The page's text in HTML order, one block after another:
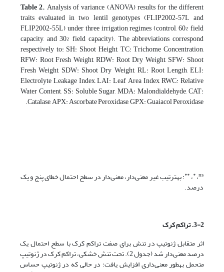
Table 2.Analysis of variance (ANOVA) results for the different
traits evaluated in two lentil genotypes (FLIP2002‑57L and
FLIP2002‑55L) under three irrigation regimes (control, 60% field
capacity, and 30% field capacity). The abbreviations correspond
respectively to: SH: Shoot Height, TC: Trichome Concentration,
RFW: Root Fresh Weight, RDW: Root Dry Weight, SFW: Shoot
Fresh Weight, SDW: Shoot Dry Weight, RL: Root Length, ELI:
Electrolyte Leakage Index, LAI: Leaf Area Index, RWC: Relative
Water Content, SS: Soluble Sugar, MDA: Malondialdehyde, CAT:
Catalase, APX: Ascorbate Peroxidase, GPX: Guaiacol Peroxidase.
ns،*، **: به­ترتیب غیر معنی‌دار، معنی‌دار در سطح احتمال خطای پنج و یک
درصد.
3-2. تراکم کرک
اثر متقابل ژنوتیپ در تنش برای صفت تراکم کرک با سطح احتمال یک
درصد معنی‌دار شد (جدول 2). تحت تنش خشکی، تراکم کرک در ژنوتیپ
متحمل به­طور معنی‌داری افزایش یافت؛ در حالی که در ژنوتیپ حساس